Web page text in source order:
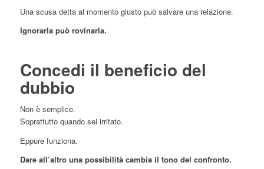
Una scusa detta al momento giusto può salvare una relazione.
Ignorarla può rovinarla.
Concedi il beneficio del
dubbio
Non è semplice.
Soprattutto quando sei irritato.
Eppure funziona.
Dare all’altro una possibilità cambia il tono del confronto.